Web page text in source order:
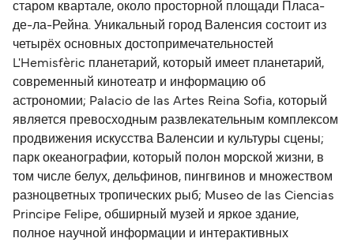
старом квартале, около просторной площади Пласа-
де-ла-Рейна. Уникальный город Валенсия состоит из
четырёх основных достопримечательностей
L'Hemisfèric планетарий, который имеет планетарий,
современный кинотеатр и информацию об
астрономии; Palacio de las Artes Reina Sofia, который
является превосходным развлекательным комплексом
продвижения искусства Валенсии и культуры сцены;
парк океанографии, который полон морской жизни, в
том числе белух, дельфинов, пингвинов и множеством
разноцветных тропических рыб; Museo de las Ciencias
Principe Felipe, обширный музей и яркое здание,
полное научной информации и интерактивных